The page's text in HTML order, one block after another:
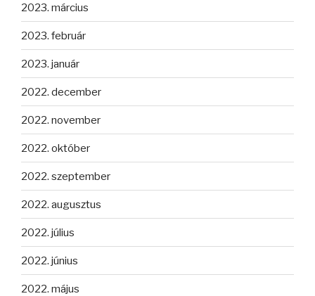
2023. március
2023. február
2023. január
2022. december
2022. november
2022. október
2022. szeptember
2022. augusztus
2022. július
2022. június
2022. május